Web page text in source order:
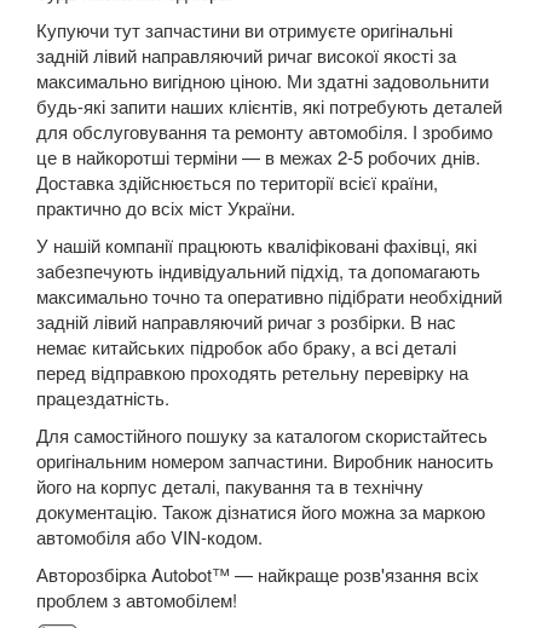
5 Series F10
M5 F10
5 Series F11
5 Series G30/G31
5 Series G60/G61/G68
5 Series G60/G61 mHEV
5 Series i5 (G60E/G61E/G68E)
M5 F90
6 Series E63
6 Series E64
M6 E63/E64
6 Series F12
Купуючи тут запчастини ви отримуєте оригінальні
задній лівий направляючий ричаг високої якості за
максимально вигідною ціною. Ми здатні задовольнити
будь-які запити наших клієнтів, які потребують деталей
для обслуговування та ремонту автомобіля. І зробимо
це в найкоротші терміни — в межах 2-5 робочих днів.
Доставка здійснюється по території всієї країни,
практично до всіх міст України.
У нашій компанії працюють кваліфіковані фахівці, які
забезпечують індивідуальний підхід, та допомагають
максимально точно та оперативно підібрати необхідний
задній лівий направляючий ричаг з розбірки. В нас
немає китайських підробок або браку, а всі деталі
перед відправкою проходять ретельну перевірку на
працездатність.
Для самостійного пошуку за каталогом скористайтесь
оригінальним номером запчастини. Виробник наносить
його на корпус деталі, пакування та в технічну
документацію. Також дізнатися його можна за маркою
автомобіля або VIN-кодом.
Авторозбірка Autobot™ — найкраще розв'язання всіх
проблем з автомобілем!